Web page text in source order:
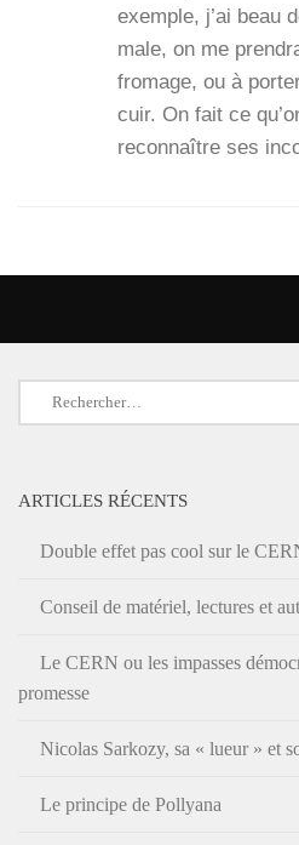
exemple, j’ai beau
male, on me
fro­mage, ou à
cuir. On fait ce
recon­naître ses
Rechercher :
ARTICLES RÉCENTS
Double effet pas cool sur le
Conseil de matériel, lectures et
Le CERN ou les impasses
promesse
Nicolas Sarkozy, sa « lueur » et
Le principe de Pollyana